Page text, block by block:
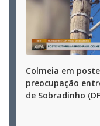
Colmeia em
preocupação
de Sobradinho